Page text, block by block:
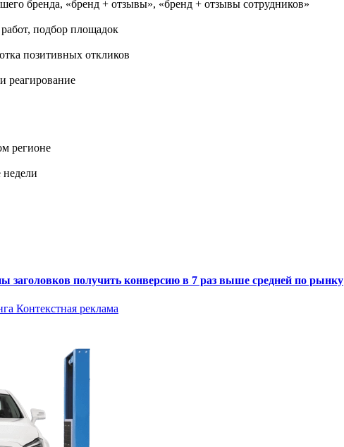
бренда, «бренд + отзывы», «бренд + отзывы сотрудников»
работ, подбор площадок
позитивных откликов
реагирование
регионе
недели
заголовков получить конверсию в 7 раз выше средней по рынку
Контекстная реклама